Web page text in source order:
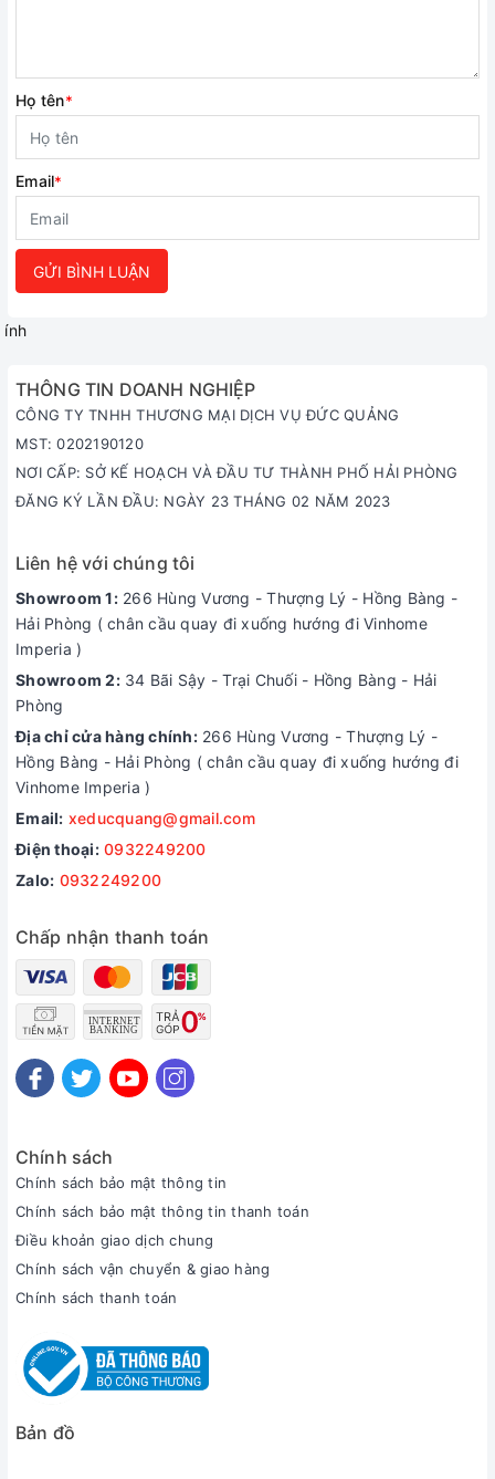
Họ tên*
Email*
GỬI BÌNH LUẬN
ính
THÔNG TIN DOANH NGHIỆP
CÔNG TY TNHH THƯƠNG MẠI DỊCH VỤ ĐỨC QUẢNG
MST: 0202190120
NƠI CẤP: SỞ KẾ HOẠCH VÀ ĐẦU TƯ THÀNH PHỐ HẢI PHÒNG
ĐĂNG KÝ LẦN ĐẦU: NGÀY 23 THÁNG 02 NĂM 2023
Liên hệ với chúng tôi
Showroom 1:266 Hùng Vương - Thượng Lý - Hồng Bàng -
Hải Phòng ( chân cầu quay đi xuống hướng đi Vinhome
Imperia )
Showroom 2:34 Bãi Sậy - Trại Chuối - Hồng Bàng - Hải
Phòng
Địa chỉ cửa hàng chính:266 Hùng Vương - Thượng Lý -
Hồng Bàng - Hải Phòng ( chân cầu quay đi xuống hướng đi
Vinhome Imperia )
Email: xeducquang@gmail.com
Điện thoại: 0932249200
Zalo: 0932249200
Chấp nhận thanh toán
Chính sách
Chính sách bảo mật thông tin
Chính sách bảo mật thông tin thanh toán
Điều khoản giao dịch chung
Chính sách vận chuyển & giao hàng
Chính sách thanh toán
Bản đồ